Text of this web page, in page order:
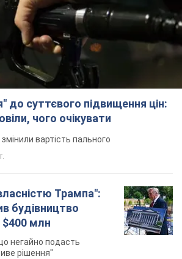
до суттєвого підвищення цін:
чого очікувати
вартість пального
Трампа":
будівництво
$400 млн
негайно подасть
рішення"